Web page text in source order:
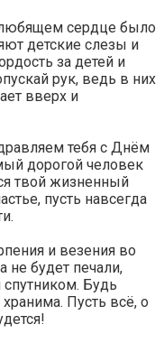
сердце было
детские слезы и
за детей и
рук, ведь в них
вверх и
тебя с Днём
дорогой человек
твой жизненный
пусть навсегда
и везения во
не будет печали,
спутником. Будь
Пусть всё, о